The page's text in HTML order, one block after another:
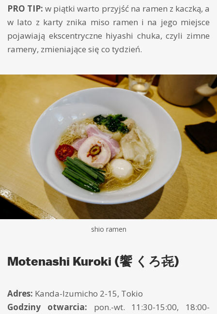
PRO TIP: w piątki warto przyjść na ramen z kaczką, a
w lato z karty znika miso ramen i na jego miejsce
pojawiają ekscentryczne hiyashi chuka, czyli zimne
rameny, zmieniające się co tydzień.
shio ramen
Motenashi Kuroki (饗 くろ㐂)
Adres: Kanda-Izumicho 2-15, Tokio
Godziny otwarcia: pon.-wt. 11:30-15:00, 18:00-